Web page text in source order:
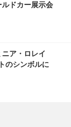
ドカー展示会
ア・ロレイ
のシンボルに